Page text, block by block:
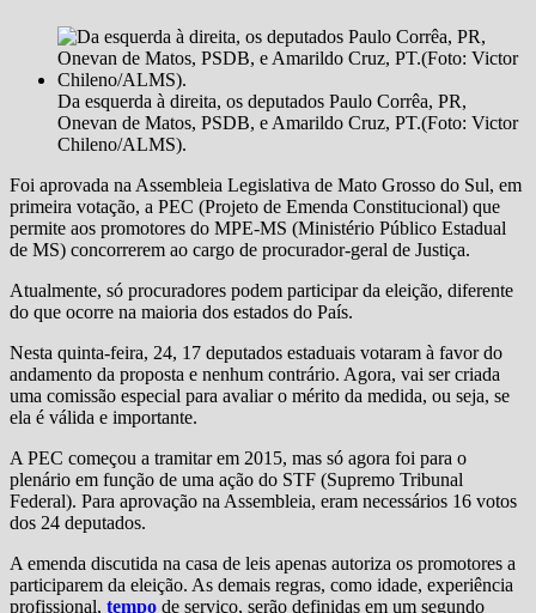
Da esquerda à direita, os deputados Paulo Corrêa, PR,
Onevan de Matos, PSDB, e Amarildo Cruz, PT.(Foto: Victor
Chileno/ALMS).
Foi aprovada na Assembleia Legislativa de Mato Grosso do Sul, em
primeira votação, a PEC (Projeto de Emenda Constitucional) que
permite aos promotores do MPE-MS (Ministério Público Estadual
de MS) concorrerem ao cargo de procurador-geral de Justiça.
Atualmente, só procuradores podem participar da eleição, diferente
do que ocorre na maioria dos estados do País.
Nesta quinta-feira, 24, 17 deputados estaduais votaram à favor do
andamento da proposta e nenhum contrário. Agora, vai ser criada
uma comissão especial para avaliar o mérito da medida, ou seja, se
ela é válida e importante.
A PEC começou a tramitar em 2015, mas só agora foi para o
plenário em função de uma ação do STF (Supremo Tribunal
Federal). Para aprovação na Assembleia, eram necessários 16 votos
dos 24 deputados.
A emenda discutida na casa de leis apenas autoriza os promotores a
participarem da eleição. As demais regras, como idade, experiência
profissional, tempo de serviço, serão definidas em um segundo